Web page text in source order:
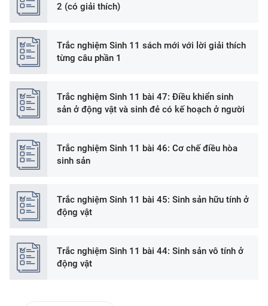
2 (có giải thích)
Trắc nghiệm Sinh 11 sách mới với lời giải thích
từng câu phần 1
Trắc nghiệm Sinh 11 bài 47: Điều khiển sinh
sản ở động vật và sinh đẻ có kế hoạch ở người
Trắc nghiệm Sinh 11 bài 46: Cơ chế điều hòa
sinh sản
Trắc nghiệm Sinh 11 bài 45: Sinh sản hữu tính ở
động vật
Trắc nghiệm Sinh 11 bài 44: Sinh sản vô tính ở
động vật